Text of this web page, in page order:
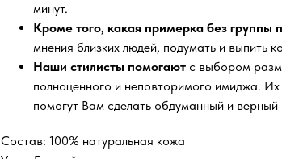
минут.
Кроме того, какая примерка без группы
мнения близких людей, подумать и выпить
Наши стилисты помогают с выбором
полноценного и неповторимого имиджа.
помогут Вам сделать обдуманный и
Состав: 100% натуральная кожа